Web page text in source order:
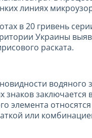
линиях
в 20 гривень
Украины
раската.
водяного
заключается
элемента
или